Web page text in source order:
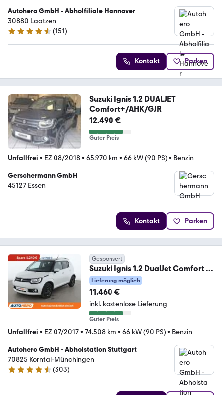
Autohero GmbH - Abholfiliale Hannover
30880 Laatzen
4.7 Sterne
(151)
Kontakt Parken
Suzuki Ignis 1.2 DUALJET
Comfort+/AHK/GJR
12.490 €
Guter Preis
Unfallfrei • EZ 08/2018• 65.970 km • 66 kW (90 PS) • Benzin
Gerschermann GmbH
45127 Essen
Kontakt Parken
Gesponsert
Suzuki Ignis 1.2 DualJet Comfort +
4x4*NAVI*TEMPO*CAM*
Lieferung möglich
11.460 €
inkl. kostenlose Lieferung
Guter Preis
Unfallfrei • EZ 07/2017• 74.508 km • 66 kW (90 PS) • Benzin
Autohero GmbH - Abholstation Stuttgart
70825 Korntal-Münchingen
4.4 Sterne
(303)